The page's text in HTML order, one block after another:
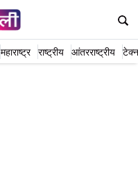
महाराष्ट्र राष्ट्रीय आंतरराष्ट्रीय